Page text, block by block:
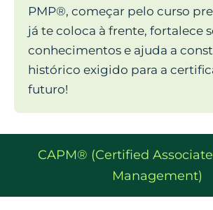
CAPM® (Certified
Management)
PMP®, começar pelo curso
já te coloca à frente, fortalece
conhecimentos e ajuda a
histórico exigido para a
futuro!